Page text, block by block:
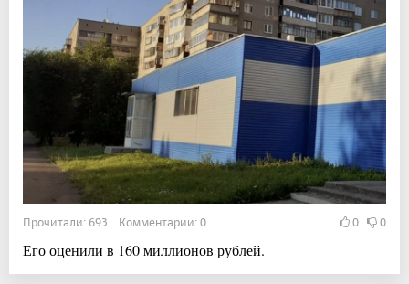
Прочитали: 693 Комментарии: 0 0 0
Его оценили в 160 миллионов рублей.